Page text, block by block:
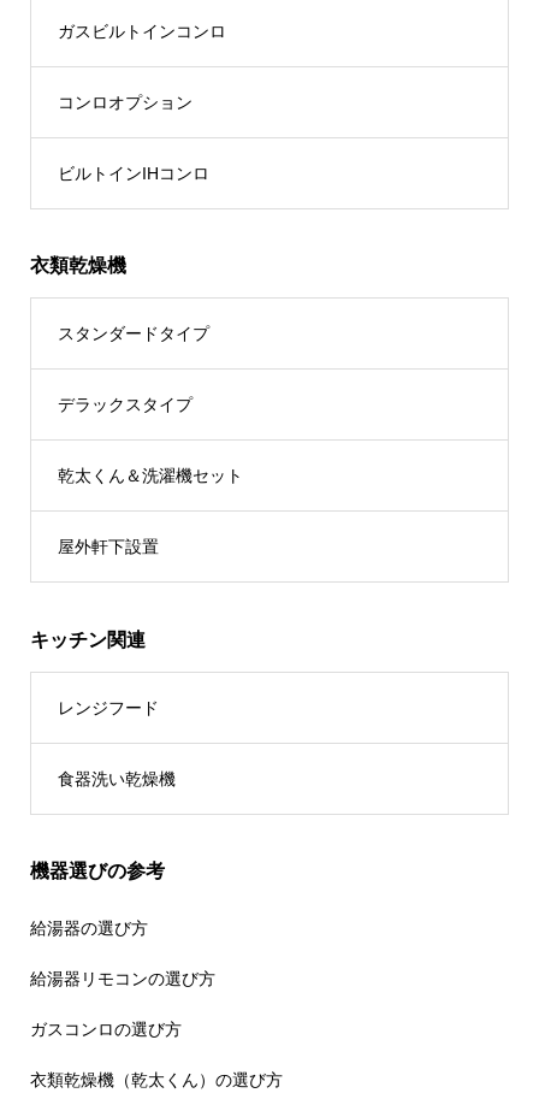
ガスビルトインコンロ
コンロオプション
ビルトインIHコンロ
衣類乾燥機
スタンダードタイプ
デラックスタイプ
乾太くん＆洗濯機セット
屋外軒下設置
キッチン関連
レンジフード
食器洗い乾燥機
機器選びの参考
給湯器の選び方
給湯器リモコンの選び方
ガスコンロの選び方
衣類乾燥機（乾太くん）の選び方